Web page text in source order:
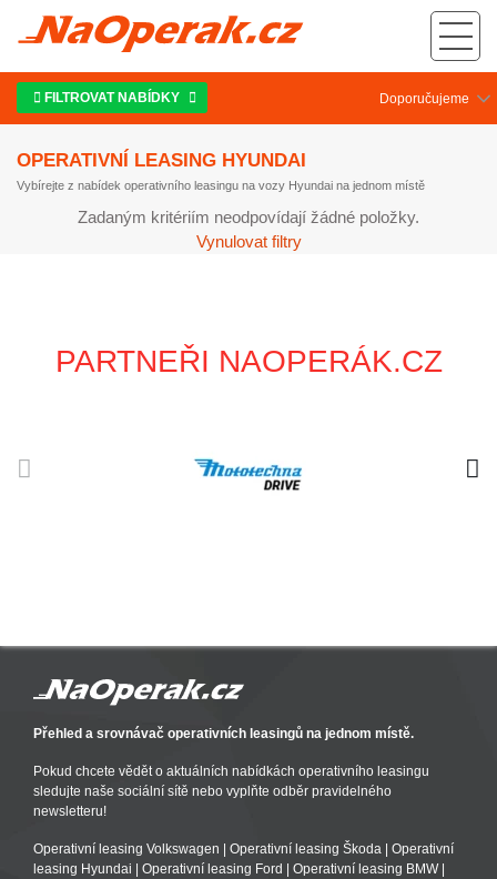
Operativní leasing Hyundai - přehled a srovnávač operativních leasingů auto
FILTROVAT NABÍDKY
OPERATIVNÍ LEASING HYUNDAI
Vybírejte z nabídek operativního leasingu na vozy Hyundai na jednom místě
Zadaným kritériím neodpovídají žádné položky.
Vynulovat filtry
PARTNEŘI NAOPERÁK.CZ
Přehled a srovnávač operativních leasingů na jednom místě.
Pokud chcete vědět o aktuálních nabídkách operativního leasingu
sledujte naše sociální sítě nebo vyplňte odběr pravidelného
newsletteru!
Operativní leasing Volkswagen Operativní leasing Škoda
Operativní
leasing Hyundai
Operativní leasing Ford Operativní leasing BMW|